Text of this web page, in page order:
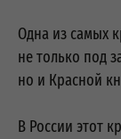
Одна из самых
не только под
но и Красной
В России этот